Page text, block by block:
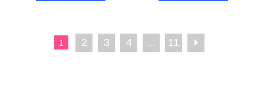
1 2 3 4 ... 11